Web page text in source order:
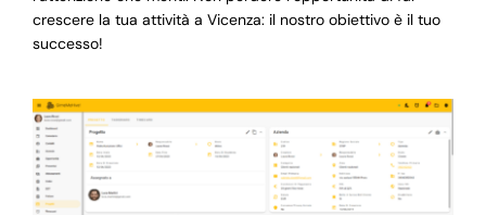
crescere la tua attività a Vicenza: il nostro obiettivo è il tuo
successo!